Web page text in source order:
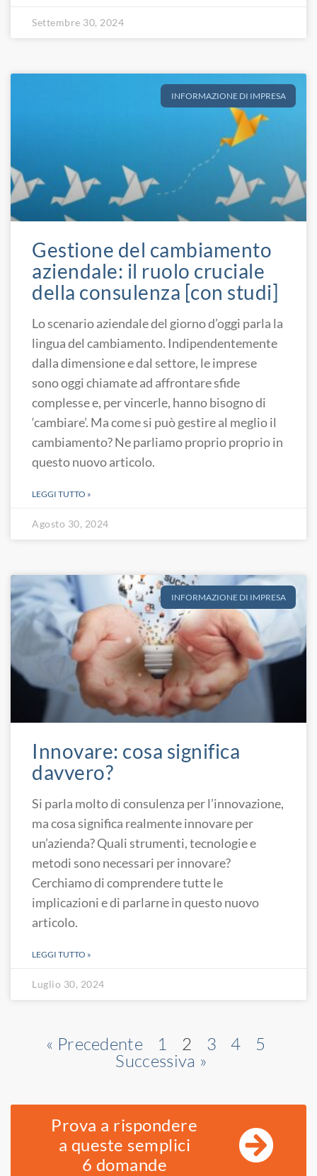
Settembre 30, 2024
INFORMAZIONE DI IMPRESA
Gestione del cambiamento
aziendale: il ruolo cruciale
della consulenza [con studi]
Lo scenario aziendale del giorno d’oggi parla la
lingua del cambiamento. Indipendentemente
dalla dimensione e dal settore, le imprese
sono oggi chiamate ad affrontare sfide
complesse e, per vincerle, hanno bisogno di
‘cambiare’. Ma come si può gestire al meglio il
cambiamento? Ne parliamo proprio proprio in
questo nuovo articolo.
LEGGI TUTTO »
Agosto 30, 2024
INFORMAZIONE DI IMPRESA
Innovare: cosa significa
davvero?
Si parla molto di consulenza per l’innovazione,
ma cosa significa realmente innovare per
un’azienda? Quali strumenti, tecnologie e
metodi sono necessari per innovare?
Cerchiamo di comprendere tutte le
implicazioni e di parlarne in questo nuovo
articolo.
LEGGI TUTTO »
Luglio 30, 2024
« Precedente 1 2 3 4
5
Successiva »
Prova a rispondere
a queste semplici
6 domande